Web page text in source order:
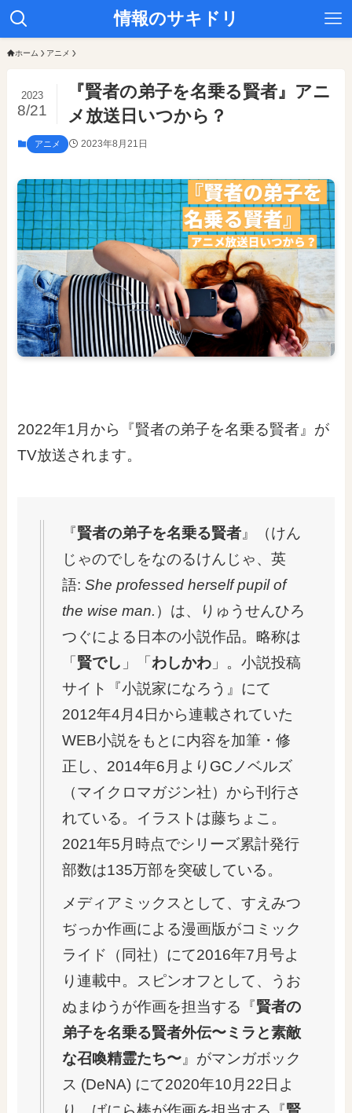
情報のサキドリ
ホーム アニメ
『賢者の弟子を名乗る賢者』アニ
メ放送日いつから？
2023
8/21
アニメ 2023年8月21日
2022年1月から『賢者の弟子を名乗る賢者』が
TV放送されます。
『賢者の弟子を名乗る賢者』（けん
じゃのでしをなのるけんじゃ、英
語: She professed herself pupil of
the wise man. ）は、りゅうせんひろ
つぐによる日本の小説作品。略称は
「賢でし 」「わしかわ」。小説投稿
サイト『小説家になろう』にて
2012年4月4日から連載されていた
WEB小説をもとに内容を加筆・修
正し、2014年6月よりGCノベルズ
（マイクロマガジン社）から刊行さ
れている。イラストは藤ちょこ。
2021年5月時点でシリーズ累計発行
部数は135万部を突破している。
メディアミックスとして、すえみつ
ぢっか作画による漫画版がコミック
ライド（同社）にて2016年7月号よ
り連載中。スピンオフとして、うお
ぬまゆうが作画を担当する『賢者の
弟子を名乗る賢者外伝〜ミラと素敵
な召喚精霊たち〜』がマンガボック
ス (DeNA) にて2020年10月22日よ